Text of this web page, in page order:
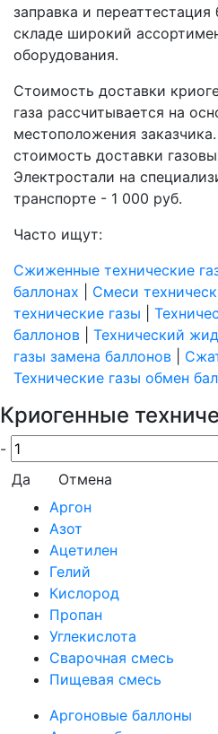
заправка и
складе широкий
оборудования.
Стоимость доставки
газа рассчитывается на
местоположения
стоимость доставки
Электростали на
транспорте - 1 000 руб.
Часто ищут:
Cжиженные технические
баллонах
Смеси
технические газы
баллонов
Технический
газы замена баллонов
Технические газы обмен
Криогенные
-
Да
Отмена
Аргон
Азот
Ацетилен
Гелий
Кислород
Пропан
Углекислота
Сварочная смесь
Пищевая смесь
Аргоновые баллоны